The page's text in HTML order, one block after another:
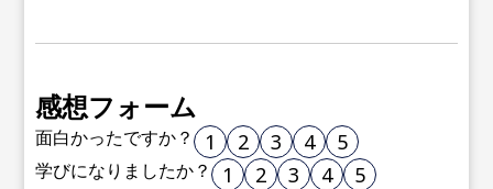
感想フォーム
面白かったですか？ 1 2 3 4 5
学びになりましたか？ 1 2 3 4 5